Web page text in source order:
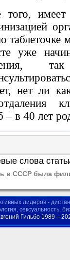
того, имеет
таблеточке
уже
нет ли
– в 40 лет
слова
в СССР была
лидеров -
сексуальность,
Гильбо 1989 –